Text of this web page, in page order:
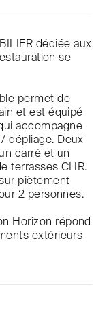
dédiée aux
se
permet de
et est équipé
accompagne
dépliage. Deux
carré et un
terrasses CHR.
piètement
2 personnes.
Horizon répond
extérieurs